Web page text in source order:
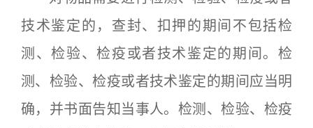
技术鉴定的，查封、扣押的期间不包括检
测、检验、检疫或者技术鉴定的期间。检
测、检验、检疫或者技术鉴定的期间应当明
确，并书面告知当事人。检测、检验、检疫